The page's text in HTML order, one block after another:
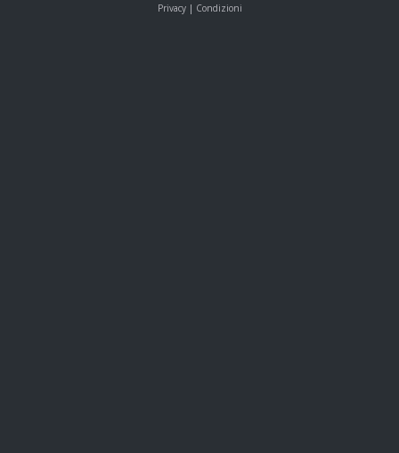
Privacy| Condizioni